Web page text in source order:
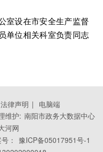
设在市安全生产监督
单位相关科室负责同志
法律声明 | 电脑端
维护: 南阳市政务大数据中心
河网
： 豫ICP备05017951号-1